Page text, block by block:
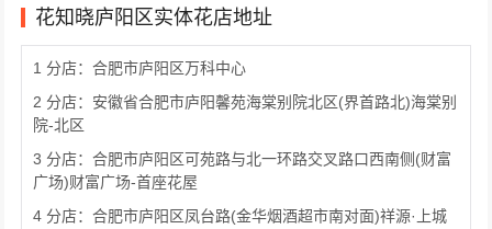
花知晓庐阳区实体花店地址
1 分店：合肥市庐阳区万科中心
2 分店：安徽省合肥市庐阳馨苑海棠别院北区(界首路北)海棠别
院-北区
3 分店：合肥市庐阳区可苑路与北一环路交叉路口西南侧(财富
广场)财富广场-首座花屋
4 分店：合肥市庐阳区凤台路(金华烟酒超市南对面)祥源·上城